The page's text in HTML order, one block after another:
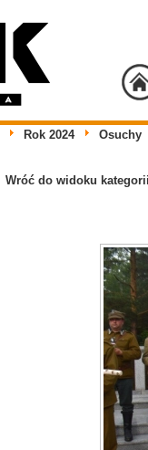
Rok 2024 Osuchy
Wróć do widoku